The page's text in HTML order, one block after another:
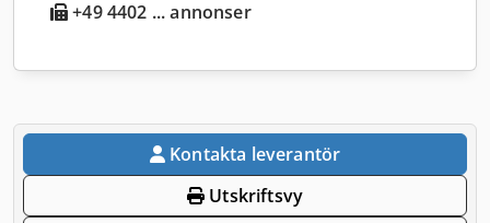
+49 4402 ... annonser
Kontakta leverantör
Utskriftsvy